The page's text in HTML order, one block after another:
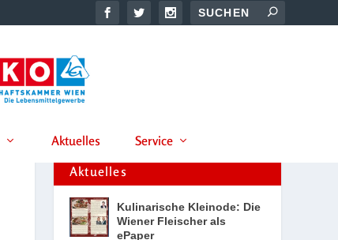
Aktuelles Service
Aktuelles
Kulinarische Kleinode: Die
Wiener Fleischer als
ePaper